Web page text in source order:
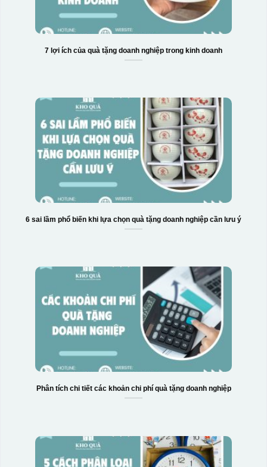
Hộp xi bình giữ nhiệt
Hộp xi bình hoa
7 lợi ích của quà tặng doanh nghiệp trong kinh doanh
6 sai lầm phổ biến khi lựa chọn quà tặng doanh nghiệp cần lưu ý
Phân tích chi tiết các khoản chi phí quà tặng doanh nghiệp